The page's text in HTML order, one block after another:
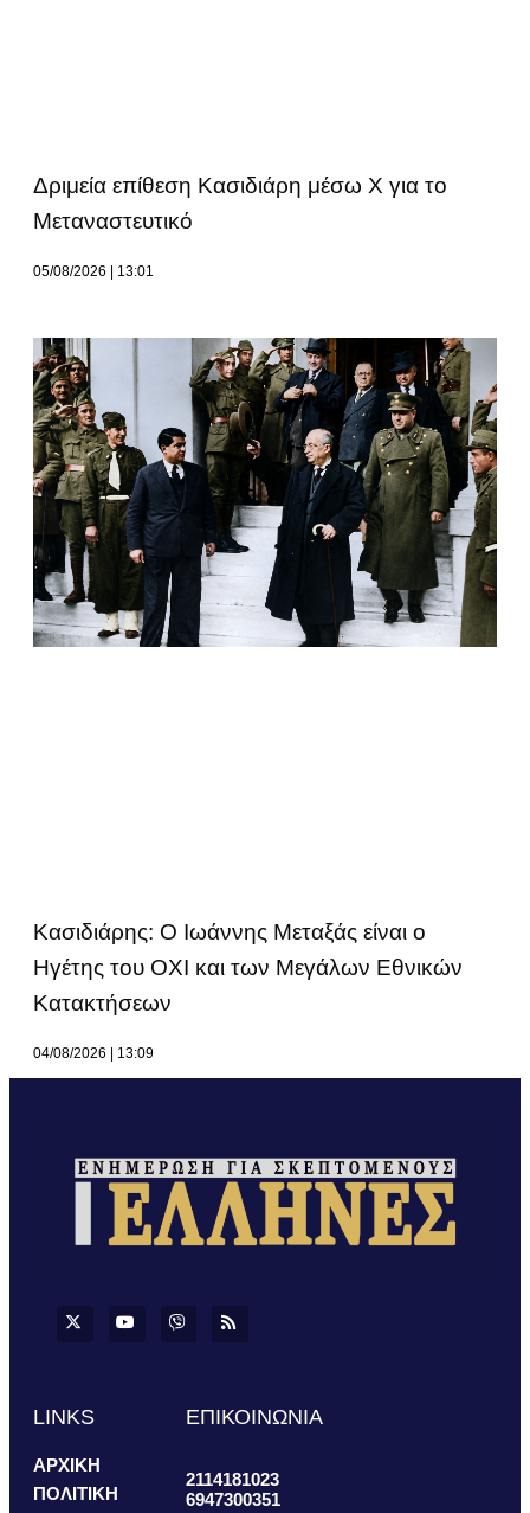
Δριμεία επίθεση Κασιδιάρη μέσω Χ για το
Μεταναστευτικό
05/08/2026 13:01
Κασιδιάρης: Ο Ιωάννης Μεταξάς είναι ο
Ηγέτης του ΟΧΙ και των Μεγάλων Εθνικών
Κατακτήσεων
04/08/2026 13:09
LINKS
ΑΡΧΙΚΗ
ΠΟΛΙΤΙΚΗ
ΕΠΙΚΟΙΝΩΝΙΑ
2114181023
6947300351